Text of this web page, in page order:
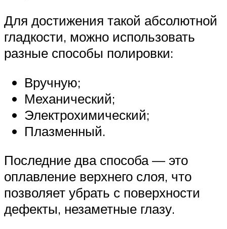
Для достижения такой абсолютной
гладкости, можно использовать
разные способы полировки:
Вручную;
Механический;
Электрохимический;
Плазменный.
Последние два способа — это
оплавление верхнего слоя, что
позволяет убрать с поверхности
дефекты, незаметные глазу.